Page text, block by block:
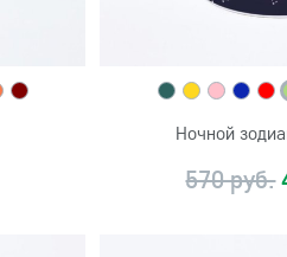
Ночной
570 руб.